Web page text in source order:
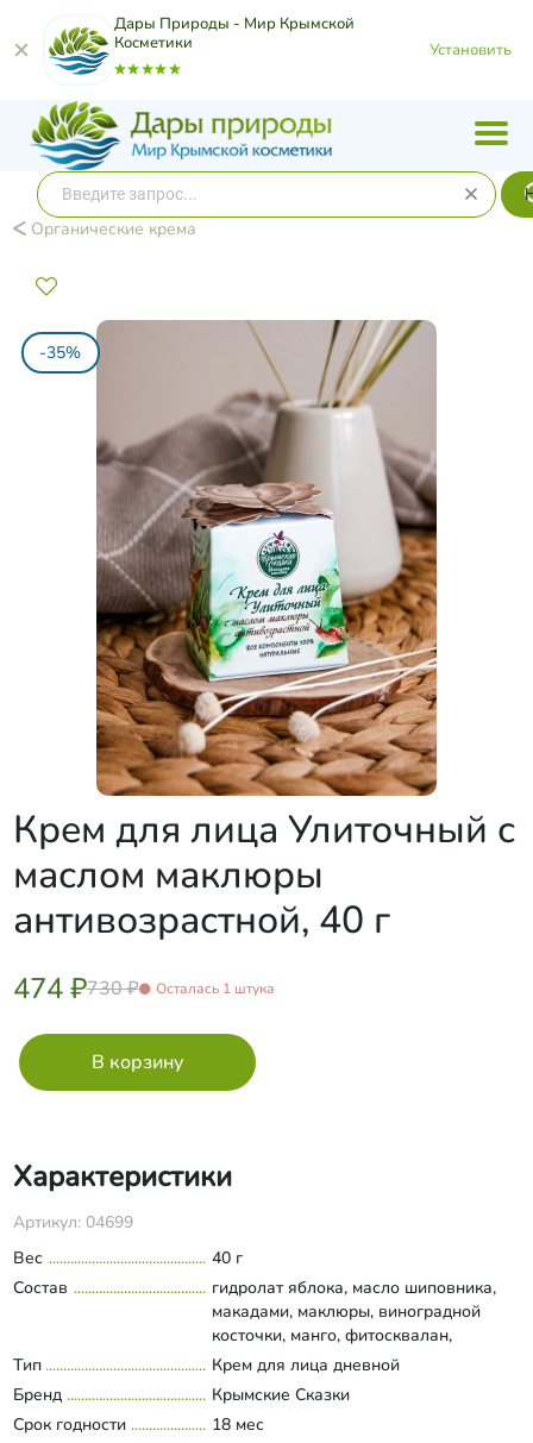
Дары Природы - Мир Крымской
Косметики
Установить
Органические крема
-35%
Крем для лица Улиточный с
маслом маклюры
антивозрастной, 40 г​
474 ₽730 ₽ Осталась 1 штука
Характеристики
Артикул: 04699
Вес
40 г
Состав
гидролат яблока, масло шиповника,
макадами, маклюры, виноградной
косточки, манго, фитосквалан,
эмульгатор "Галолив ТЕН", фильтрат
улитки, ​витамин Е, Д-пантенол,
конкрет яблока, кофеин, консервант
"Euxyl PE 9010"​.
Развернуть состав
Тип
Крем для лица дневной
Бренд
Крымские Сказки
Срок годности
18 мес